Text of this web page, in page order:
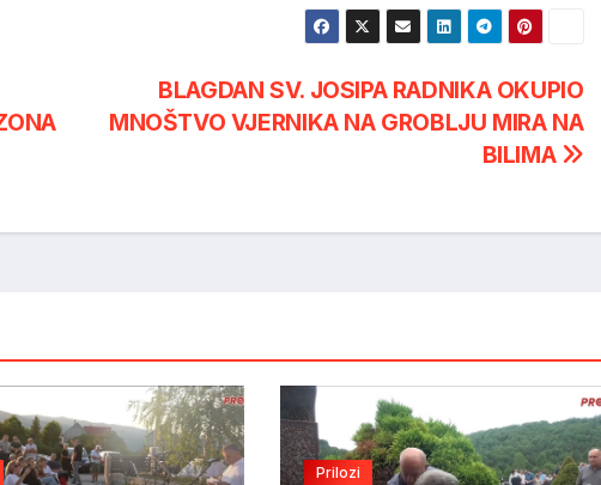
BLAGDAN SV. JOSIPA RADNIKA OKUPIO
MNOŠTVO VJERNIKA NA GROBLJU MIRA NA
BILIMA
Prilozi